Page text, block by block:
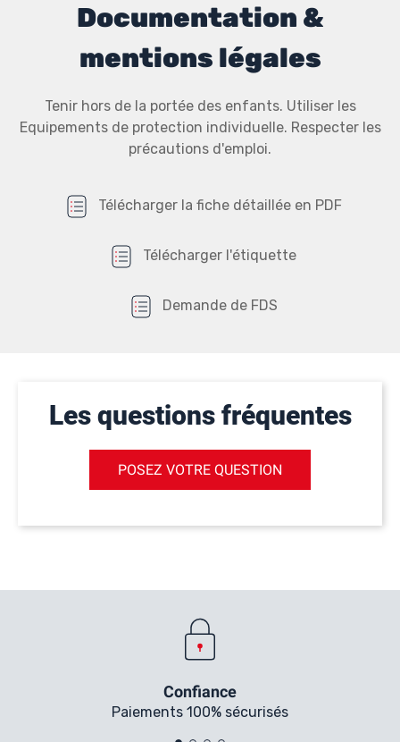
Documentation &
mentions légales
Tenir hors de la portée des enfants. Utiliser les
Equipements de protection individuelle. Respecter les
précautions d'emploi.
Télécharger la fiche détaillée en PDF
Télécharger l'étiquette
Demande de FDS
Les questions fréquentes
POSEZ VOTRE QUESTION
Confiance
Paiements 100% sécurisés